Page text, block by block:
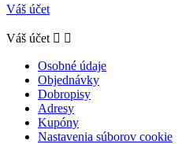
Váš účet
Váš účet  
Osobné údaje
Objednávky
Dobropisy
Adresy
Kupóny
Nastavenia súborov cookie